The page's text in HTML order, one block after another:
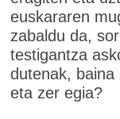
euskararen
zabaldu da,
testigantza
dutenak,
eta zer egia?